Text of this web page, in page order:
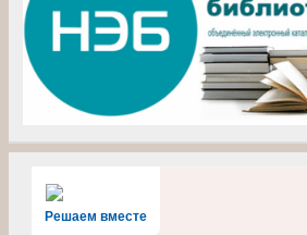
Решаем вместе